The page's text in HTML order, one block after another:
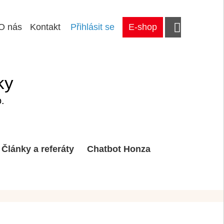
Přihlásit se E-shop
nás Kontakt
Články a referáty Chatbot Honza